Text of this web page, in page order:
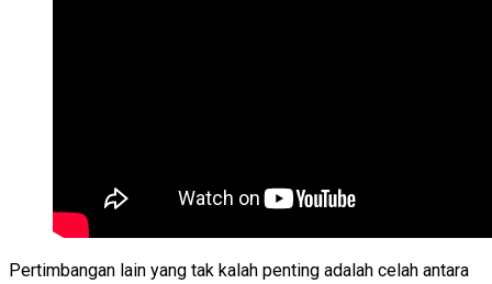
Pertimbangan lain yang tak kalah penting adalah celah antara